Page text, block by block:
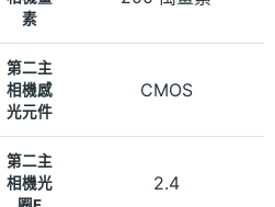
素
第二主
相機感
光元件
CMOS
第二主
相機光
2.4